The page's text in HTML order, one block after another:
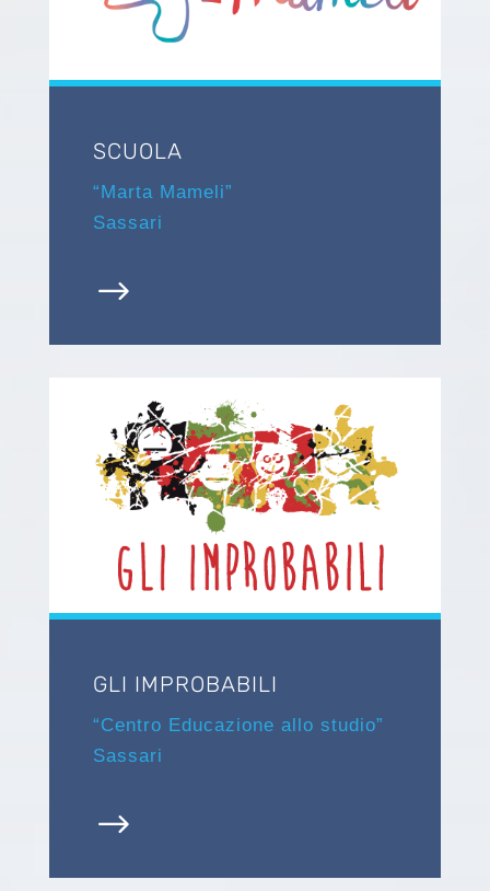
SCUOLA
“Marta Mameli”
Sassari
$
GLI IMPROBABILI
“Centro Educazione allo studio”
Sassari
$